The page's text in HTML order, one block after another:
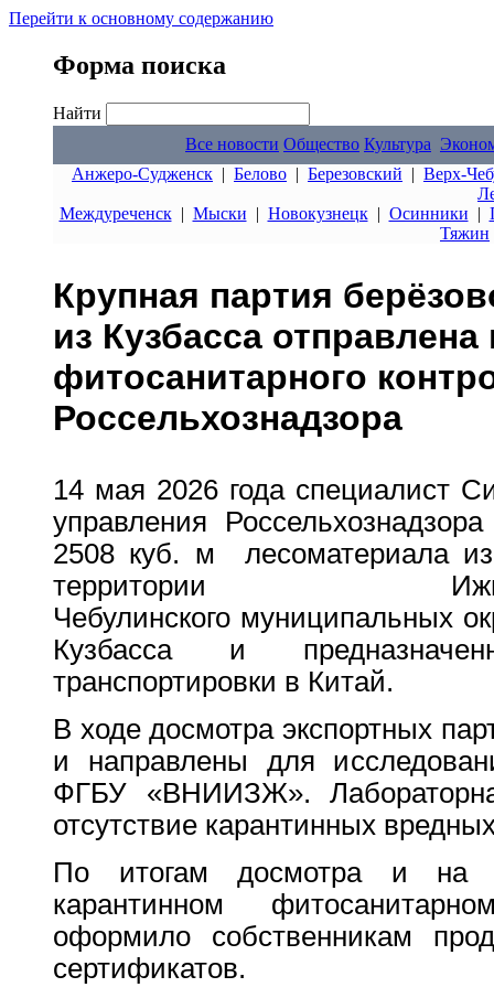
Перейти к основному содержанию
Форма поиска
Найти
Все новости Общество Культура
Анжеро-Судженск | Белово | Березовский | Верх-
Междуреченск| Мыски | Новокузнецк| Осинники |
Тяжин
Крупная партия
из Кузбасса
фитосанитарного
Россельхознадзора
14 мая 2026 года специалист
управления
2508 куб. м лесоматериала из
территории
Чебулинского муниципальных
Кузбасса и
транспортировки в Китай.
В ходе досмотра экспортных
и направлены для
ФГБУ «ВНИИЗЖ».
отсутствие карантинных
По итогам досмотра и на
карантинном
оформило собственникам
сертификатов.